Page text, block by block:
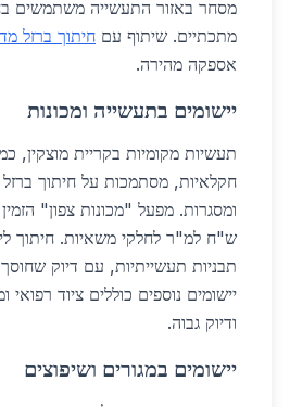
מתכתיים. שיתוף עם חיתוך ברזל
אספקה מהירה.
יישומים בתעשייה ומכונות
תעשיות מקומיות בקריית מוצקין,
חקלאיות, מסתמכות על חיתוך ברזל
ש"ח למ"ר לחלקי משאיות. חיתוך
יישומים נוספים כוללים ציוד רפואי
ודיוק גבוה.
יישומים במגורים ושיפוצים